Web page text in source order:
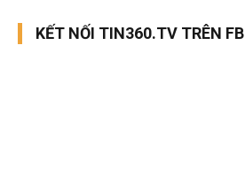
KẾT NỐI TIN360.TV TRÊN FB